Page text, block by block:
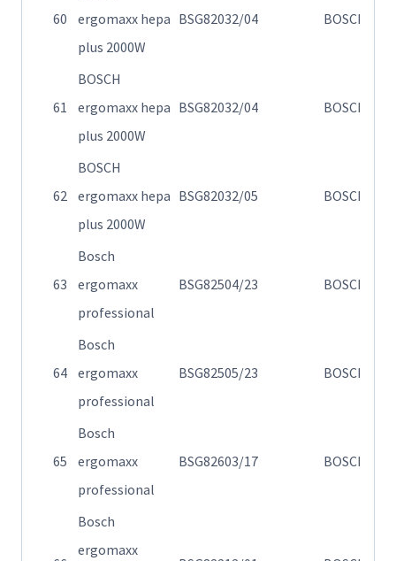
60
ergomaxx hepa
plus 2000W
BSG82032/04 BOSCH
61
BOSCH
ergomaxx hepa
plus 2000W
BSG82032/04 BOSCH
62
BOSCH
ergomaxx hepa
plus 2000W
BSG82032/05 BOSCH
63
Bosch
ergomaxx
professional
BSG82504/23 BOSCH
64
Bosch
ergomaxx
professional
BSG82505/23 BOSCH
65
Bosch
ergomaxx
professional
BSG82603/17 BOSCH
Bosch
ergomaxx